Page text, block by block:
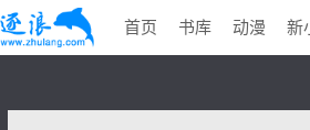
首页 书库 动漫 新